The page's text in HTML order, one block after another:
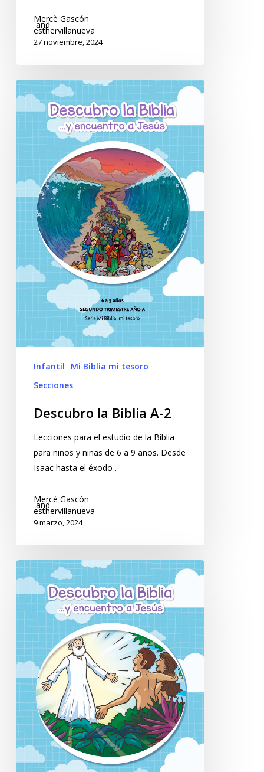
Mercè Gascón
and
esthervillanueva
27 noviembre, 2024
Infantil
Mi Biblia mi tesoro
Secciones
Descubro la Biblia A-2
Lecciones para el estudio de la Biblia
para niños y niñas de 6 a 9 años. Desde
Isaac hasta el éxodo .
Mercè Gascón
and
esthervillanueva
9 marzo, 2024